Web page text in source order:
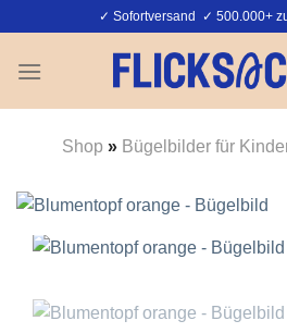
springen
✓ Sofortversand ✓ 500.000+
Shop » Bügelbilder für